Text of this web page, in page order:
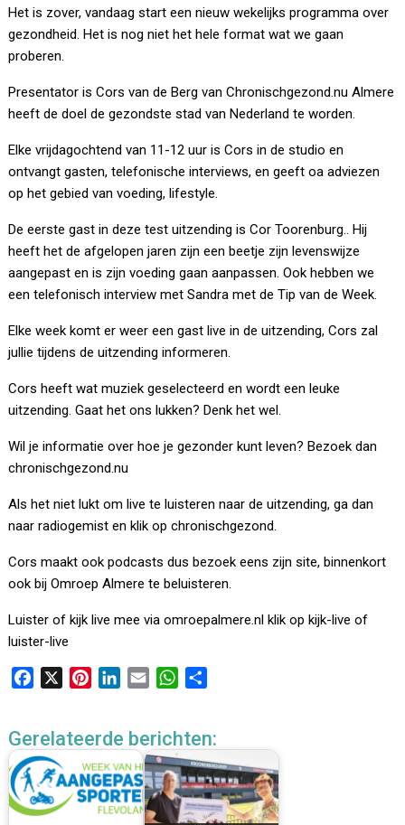
Het is zover, vandaag start een nieuw wekelijks programma over
gezondheid. Het is nog niet het hele format wat we gaan
proberen.
Presentator is Cors van de Berg van Chronischgezond.nu Almere
heeft de doel de gezondste stad van Nederland te worden.
Elke vrijdagochtend van 11-12 uur is Cors in de studio en
ontvangt gasten, telefonische interviews, en geeft oa adviezen
op het gebied van voeding, lifestyle.
De eerste gast in deze test uitzending is Cor Toorenburg.. Hij
heeft het de afgelopen jaren zijn een beetje zijn levenswijze
aangepast en is zijn voeding gaan aanpassen. Ook hebben we
een telefonisch interview met Sandra met de Tip van de Week.
Elke week komt er weer een gast live in de uitzending, Cors zal
jullie tijdens de uitzending informeren.
Cors heeft wat muziek geselecteerd en wordt een leuke
uitzending. Gaat het ons lukken? Denk het wel.
Wil je informatie over hoe je gezonder kunt leven? Bezoek dan
chronischgezond.nu
Als het niet lukt om live te luisteren naar de uitzending, ga dan
naar radiogemist en klik op chronischgezond.
Cors maakt ook podcasts dus bezoek eens zijn site, binnenkort
ook bij Omroep Almere te beluisteren.
Luister of kijk live mee via omroepalmere.nl klik op kijk-live of
luister-live
e
b
o
o
t
e
r
e
k
e
d
I
i
l
W
t
s
A
p
e
n
Gerelateerde berichten: